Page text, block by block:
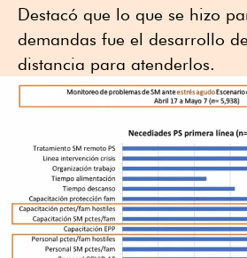
Destacó que lo que se hizo
demandas fue el desarrollo
distancia para atenderlos.